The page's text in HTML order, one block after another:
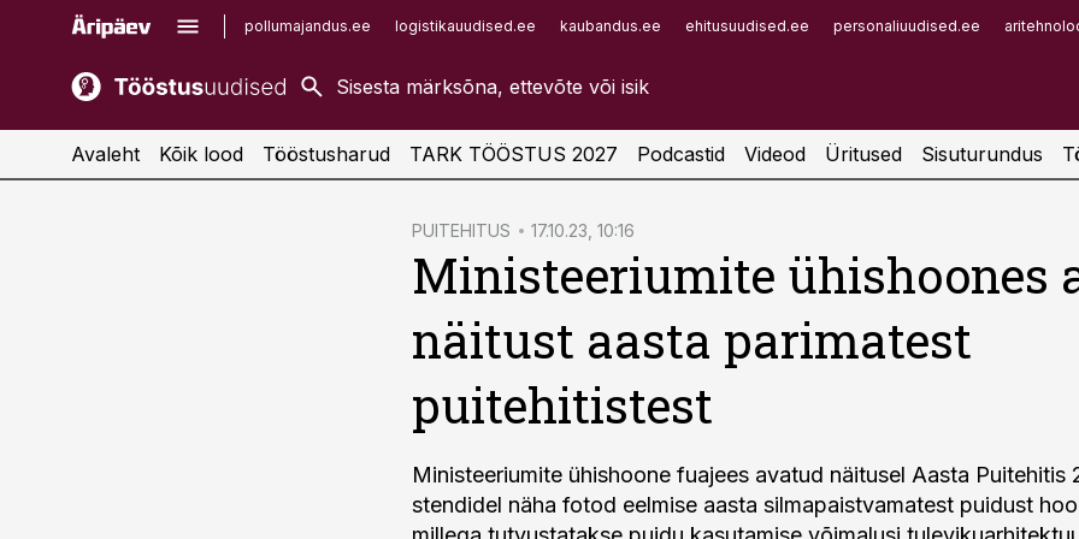
pollumajandus.ee logistikauudised.ee kaubandus.ee ehitusuudised.ee personaliuudised.ee
kaubandus.ee
kinnisvarauudised.ee
imelineajalugu.ee
Infopank
Avaleht Kõik lood Tööstusharud TARK TÖÖSTUS 2027 Podcastid Videod Üritused Sisuturundus
PUITEHITUS 17.10.23, 10:16
Ministeeriumite ühishoones
näitust aasta parimatest
puitehitistest
Ministeeriumite ühishoone fuajees avatud näitusel Aasta Puitehitis
stendidel näha fotod eelmise aasta silmapaistvamatest puidust